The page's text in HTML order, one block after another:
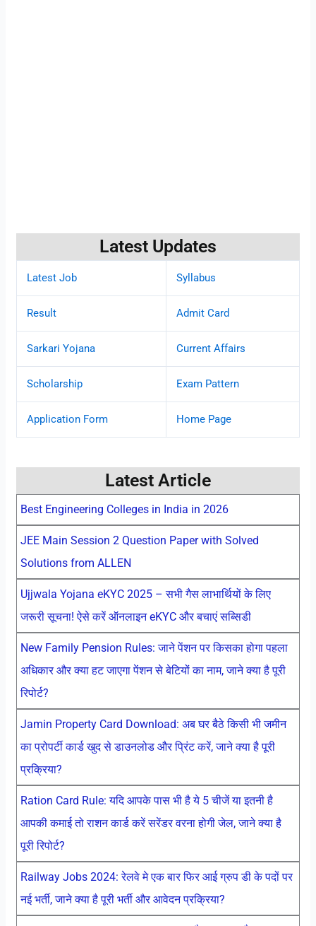
Latest Updates
Latest Job Syllabus
Result Admit Card
Sarkari Yojana Current Affairs
Scholarship Exam Pattern
Application Form Home Page
Latest Article
Best Engineering Colleges in India in 2026
JEE Main Session 2 Question Paper with Solved
Solutions from ALLEN
Ujjwala Yojana eKYC 2025 – सभी गैस लाभार्थियों के लिए
जरूरी सूचना! ऐसे करें ऑनलाइन eKYC और बचाएं सब्सिडी
New Family Pension Rules: जाने पेंशन पर किसका होगा पहला
अधिकार और क्या हट जाएगा पेंशन से बेटियों का नाम, जाने क्या है पूरी
रिपोर्ट?
Jamin Property Card Download: अब घर बैठे किसी भी जमीन
का प्रोपर्टी कार्ड खुद से डाउनलोड और प्रिंट करें, जाने क्या है पूरी
प्रक्रिया?
Ration Card Rule: यदि आपके पास भी है ये 5 चीजें या इतनी है
आपकी कमाई तो राशन कार्ड करें सरेंडर वरना होगी जेल, जाने क्या है
पूरी रिपोर्ट?
Railway Jobs 2024: रेलवे मे एक बार फिर आई ग्रुप डी के पदों पर
नई भर्ती, जाने क्या है पूरी भर्ती और आवेदन प्रक्रिया?